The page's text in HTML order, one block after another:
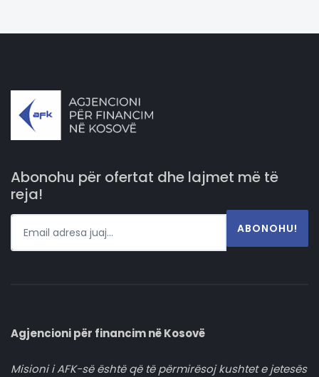
Abonohu për ofertat dhe lajmet më të
reja!
ABONOHU!
Agjencioni për financim në Kosovë
Misioni i AFK-së është që të përmirësoj kushtet e jetesës